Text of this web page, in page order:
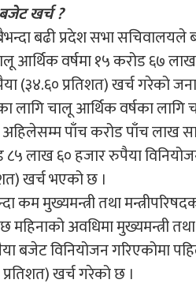
खर्च ?
बढी प्रदेश सभा
आर्थिक वर्षमा १५ करोड ६७
(३४.६० प्रतिशत) खर्च गरेको
लागि चालू आर्थिक वर्षका
अहिलेसम्म पाँच करोड पाँच लाख
लाख ६० हजार रुपैया
खर्च भएको छ ।
कम मुख्यमन्त्री तथा
महिनाको अवधिमा मुख्यमन्त्री
बजेट विनियोजन गरिएकोमा
खर्च गरेको छ ।